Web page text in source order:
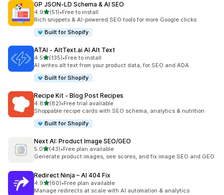
GP JSON‑LD Schema & AI SEO
4.9滿分 5 顆星
(51)
共有 51 則評價
•Free to install
Rich snippets & AI-powered SEO tools for more Google clicks
Built for Shopify
ATAI ‑ AltText.ai AI Alt Text
4.5滿分 5 顆星
(135)
共有 135 則評價
•Free to install
AI writes alt text from your product data, for SEO and ADA.
Built for Shopify
Recipe Kit ‑ Blog Post Recipes
4.8滿分 5 顆星
(82)
共有 82 則評價
•Free trial available
Shoppable recipe cards with SEO schema, analytics & nutrition
Built for Shopify
Next AI: Product Image SEO/GEO
5.0滿分 5 顆星
(43)
共有 43 則評價
•Free plan available
Generate product images, see scores, and fix image SEO and GEO
Redirect Ninja – AI 404 Fix
4.9滿分 5 顆星
(60)
共有 60 則評價
•Free plan available
Manage redirects at scale with AI automation & analytics